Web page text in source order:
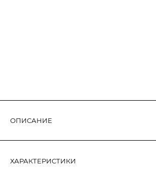
ОПИСАНИЕ
ХАРАКТЕРИСТИКИ